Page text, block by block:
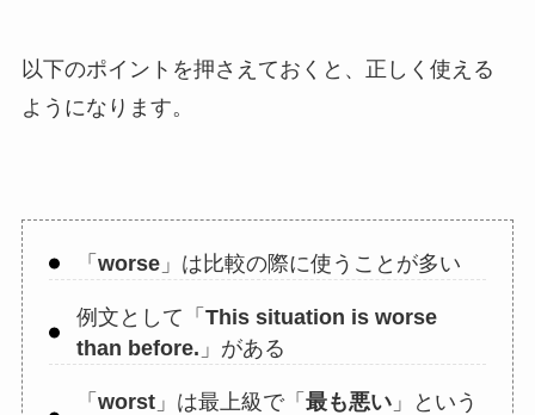
以下のポイントを押さえておくと、正しく使える
ようになります。
「 worse」は比較の際に使うことが多い
例文として「 This situation is worse
than before. 」がある
「 worst」は最上級で「 最も悪い」という